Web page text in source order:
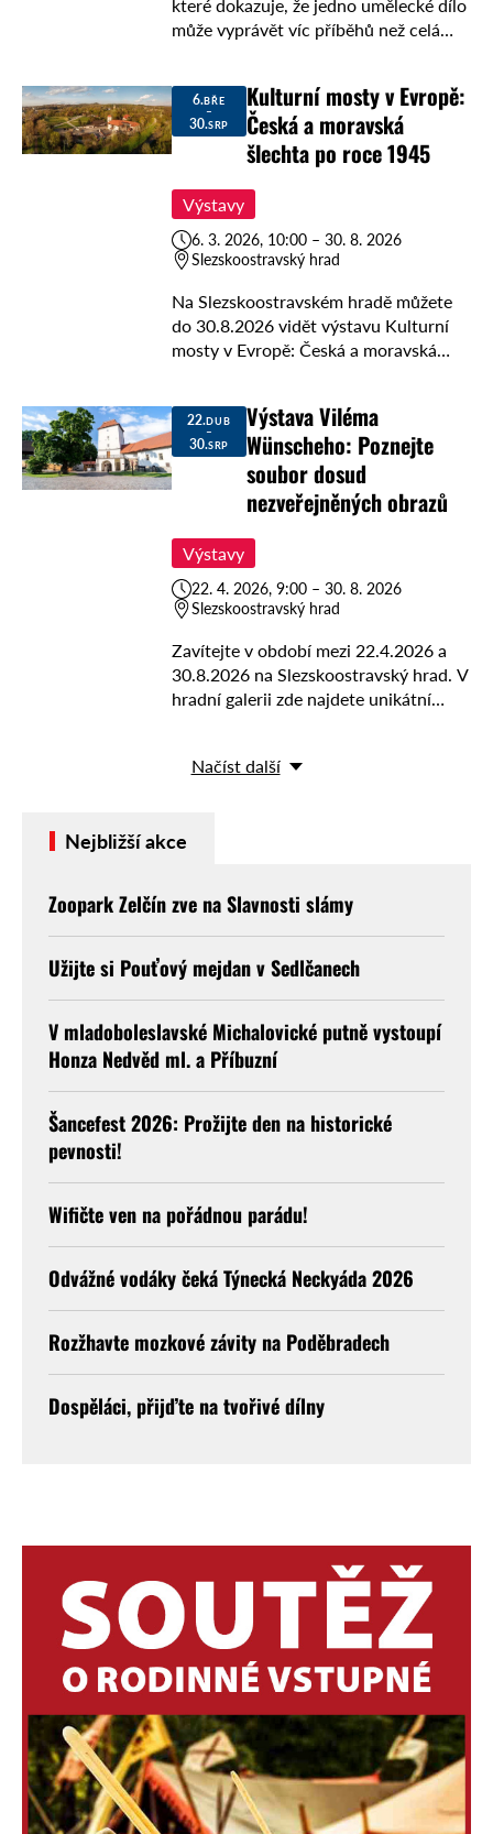
které dokazuje, že jedno umělecké dílo
může vyprávět víc příběhů než celá
Galerie …
6.BŘE
–
30. SRP
Kulturní mosty v Evropě:
Česká a moravská
šlechta po roce 1945
Výstavy
6. 3. 2026, 10:00 – 30. 8. 2026
Slezskoostravský hrad
Na Slezskoostravském hradě můžete
do 30.8.2026 vidět výstavu Kulturní
mosty v Evropě: Česká a moravská
mně známých osobností té …
22.DUB
–
30. SRP
Výstava Viléma
Wünscheho: Poznejte
soubor dosud
nezveřejněných obrazů
Výstavy
22. 4. 2026, 9:00 – 30. 8. 2026
Slezskoostravský hrad
Zavítejte v období mezi 22.4.2026 a
30.8.2026 na Slezskoostravský hrad. V
hradní galerii zde najdete unikátní
nebyly nikde veřejně ukazovány.
Načíst další
Nejbližší akce
Zoopark Zelčín zve na Slavnosti slámy
Užijte si Pouťový mejdan v Sedlčanech
V mladoboleslavské Michalovické putně vystoupí
Honza Nedvěd ml. a Příbuzní
Šancefest 2026: Prožijte den na historické
pevnosti!
Wifičte ven na pořádnou parádu!
Odvážné vodáky čeká Týnecká Neckyáda 2026
Rozžhavte mozkové závity na Poděbradech
Dospěláci, přijďte na tvořivé dílny